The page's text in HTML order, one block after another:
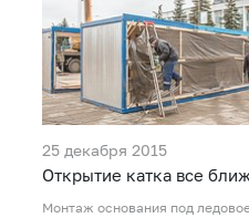
25 декабря 2015
Открытие катка все
Монтаж основания под